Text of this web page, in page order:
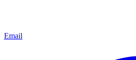
Email